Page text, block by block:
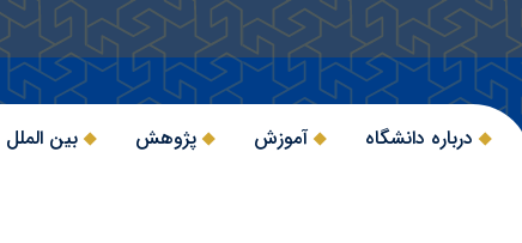
درباره دانشگاه آموزش پژوهش بین الملل